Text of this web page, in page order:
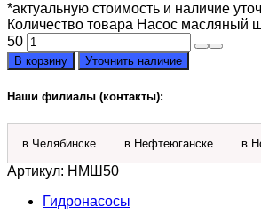
*актуальную стоимость и наличие
Количество товара Насос масляный
50
В корзину Уточнить наличие
Наши филиалы (контакты):
в Челябинске в Нефтеюганске в
Артикул: НМШ50
Гидронасосы